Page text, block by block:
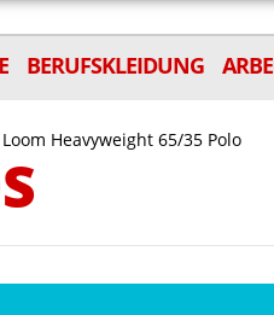
BERUFSKLEIDUNG
Heavyweight 65/35 Polo